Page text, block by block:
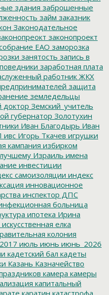
здания заброшенные
займ заказник
Законодательное
законопроект
ЕАО заморозка
занятость запись в
заработная плата
работник ЖКХ
защита
земледельцы
доктор Земский_учитель
губернатор Золотухин
Иван Благодырь Иван
ивс Игорь Ткачев игрушки
кампания избирком
Израиль имена
инвестиции
самоизоляции индекс
инновационное
инспектор ДПС
больница
ипотека Ирина
искусственная елка
колония
июль июнь июнь_2026
кадетский бал кадеты
Казань Казначейство
камера камеры
капитальный
каратин катастрофа